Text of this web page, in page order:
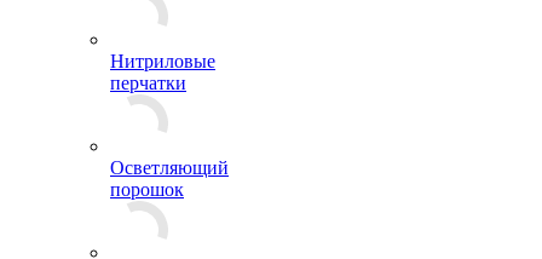
Нитриловые
перчатки
Осветляющий
порошок